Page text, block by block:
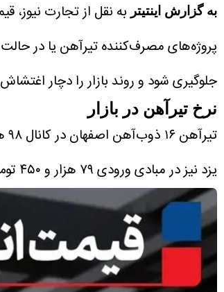
به گزارش اینتیتر
پروژه‌های مصرف‌کننده تیرآهن یا در حالت
جلوگیری شود و روند بازار را دچار
نرخ تیرآهن در بازار
تیرآهن ۱۶ ذوب‌آهن اصفهان در کانال ۹۸ هزار و ۱۶۵ تومان معامله می‌‌شود.
یزد نیز در مبادی ورودی ۷۹ هزار و ۴۵۰ تومان قرار دارد.